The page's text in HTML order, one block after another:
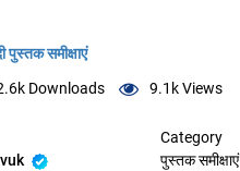
पुस्तक समीक्षाएं
Downloads 9.1kViews
Category
पुस्तक समीक्षाएं